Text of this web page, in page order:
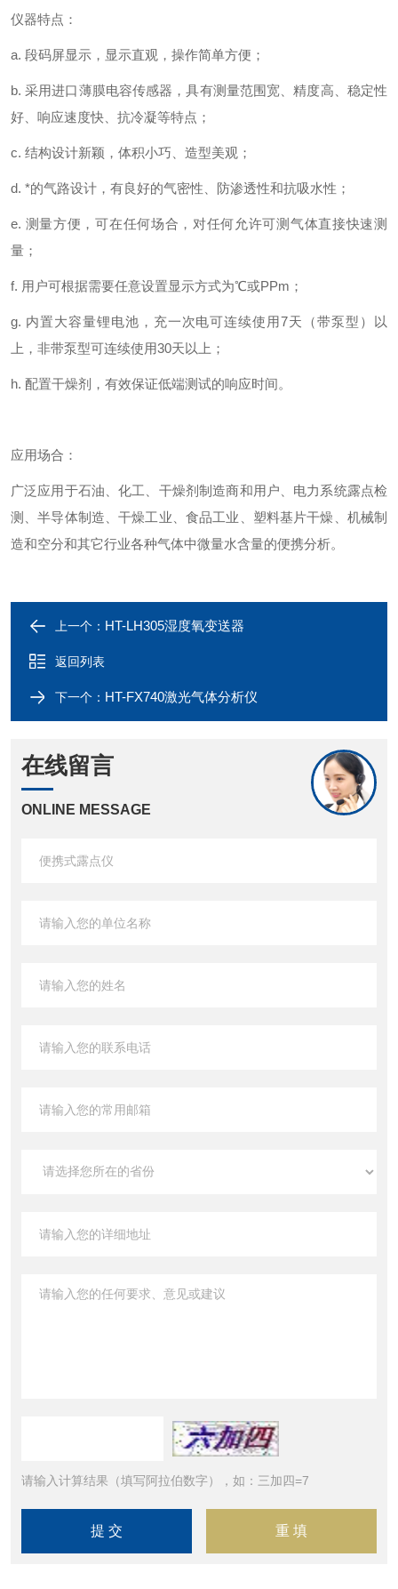
仪器特点：
a. 段码屏显示，显示直观，操作简单方便；
b. 采用进口薄膜电容传感器，具有测量范围宽、精度高、稳定性
好、响应速度快、抗冷凝等特点；
c. 结构设计新颖，体积小巧、造型美观；
d. *的气路设计，有良好的气密性、防渗透性和抗吸水性；
e. 测量方便，可在任何场合，对任何允许可测气体直接快速测
量；
f. 用户可根据需要任意设置显示方式为℃或PPm；
g. 内置大容量锂电池，充一次电可连续使用7天（带泵型）以
上，非带泵型可连续使用30天以上；
h. 配置干燥剂，有效保证低端测试的响应时间。
应用场合：
广泛应用于石油、化工、干燥剂制造商和用户、电力系统露点检
测、半导体制造、干燥工业、食品工业、塑料基片干燥、机械制
造和空分和其它行业各种气体中微量水含量的便携分析。
上一个： HT-LH305湿度氧变送器
返回列表
下一个： HT-FX740激光气体分析仪
在线留言
ONLINE MESSAGE
请输入计算结果（填写阿拉伯数字），如：三加四=7